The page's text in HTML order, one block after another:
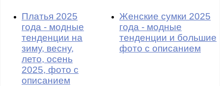
Платья 2025
года - модные
тенденции на
зиму, весну,
лето, осень
2025, фото с
описанием
Женские сумки 2025
года - модные
тенденции и большие
фото с описанием